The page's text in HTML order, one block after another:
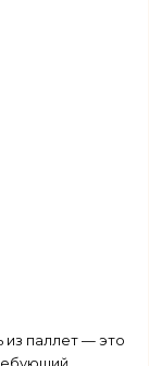
из паллет — это